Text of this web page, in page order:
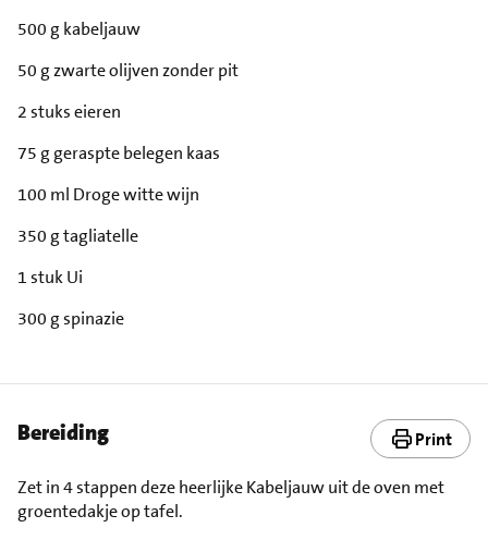
500 g kabeljauw
50 g zwarte olijven zonder pit
2 stuks eieren
75 g geraspte belegen kaas
100 ml Droge witte wijn
350 g tagliatelle
1 stuk Ui
300 g spinazie
Bereiding Print
Zet in 4 stappen deze heerlijke Kabeljauw uit de oven met
groentedakje op tafel.